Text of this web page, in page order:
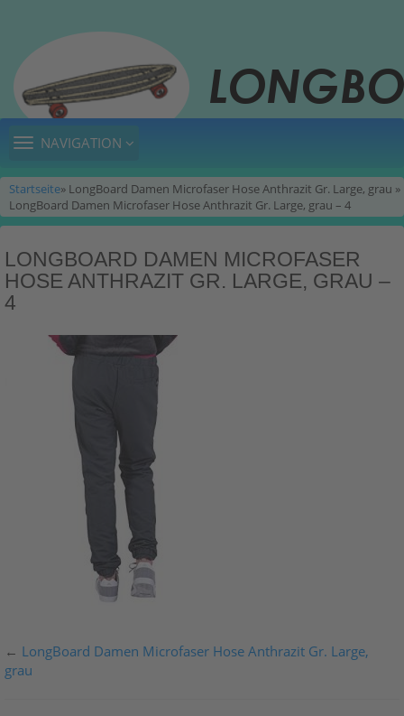
TOGGLE
NAVIGATION
Startseite» LongBoard Damen Microfaser Hose Anthrazit Gr. Large, grau »
LongBoard Damen Microfaser Hose Anthrazit Gr. Large, grau – 4
LONGBOARD DAMEN MICROFASER
HOSE ANTHRAZIT GR. LARGE, GRAU –
4
← LongBoard Damen Microfaser Hose Anthrazit Gr. Large,
grau